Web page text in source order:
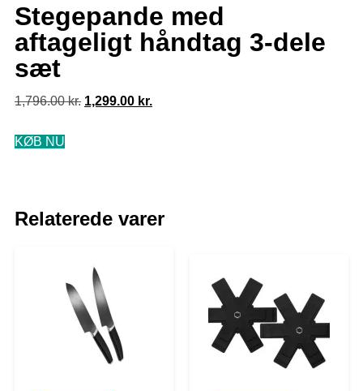
Stegepande med
aftageligt håndtag 3-dele
sæt
1,796.00kr. 1,299.00 kr.
KØB NU
Relaterede varer